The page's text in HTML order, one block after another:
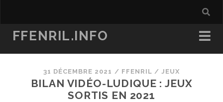
FFENRIL.INFO
31 DÉCEMBRE 2021 / FFENRIL /JEUX
BILAN VIDÉO-LUDIQUE : JEUX
SORTIS EN 2021